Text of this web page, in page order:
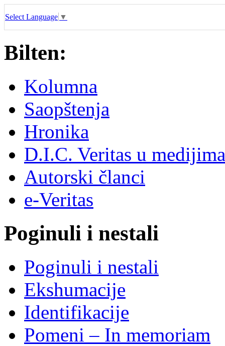
Select Language ▼
Bilten:
Kolumna
Saopštenja
Hronika
D.I.C. Veritas u medijima
Autorski članci
e-Veritas
Poginuli i nestali
Poginuli i nestali
Ekshumacije
Identifikacije
Pomeni – In memoriam